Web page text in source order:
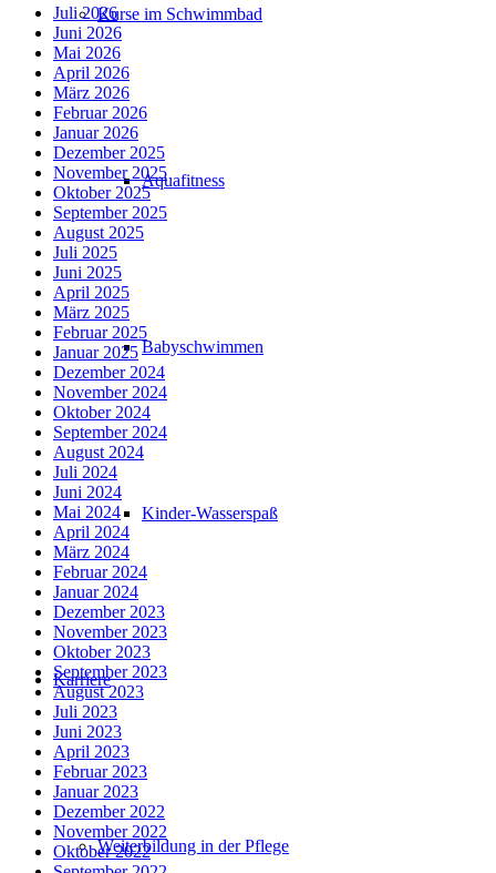
Kurse im Schwimmbad
Aquafitness
Babyschwimmen
Kinder-Wasserspaß
Karriere
Weiterbildung in der Pflege
Juli 2026
Juni 2026
Mai 2026
April 2026
März 2026
Februar 2026
Januar 2026
Dezember 2025
November 2025
Oktober 2025
September 2025
August 2025
Juli 2025
Juni 2025
April 2025
März 2025
Februar 2025
Januar 2025
Dezember 2024
November 2024
Oktober 2024
September 2024
August 2024
Juli 2024
Juni 2024
Mai 2024
April 2024
März 2024
Februar 2024
Januar 2024
Dezember 2023
November 2023
Oktober 2023
September 2023
August 2023
Juli 2023
Juni 2023
April 2023
Februar 2023
Januar 2023
Dezember 2022
November 2022
Oktober 2022